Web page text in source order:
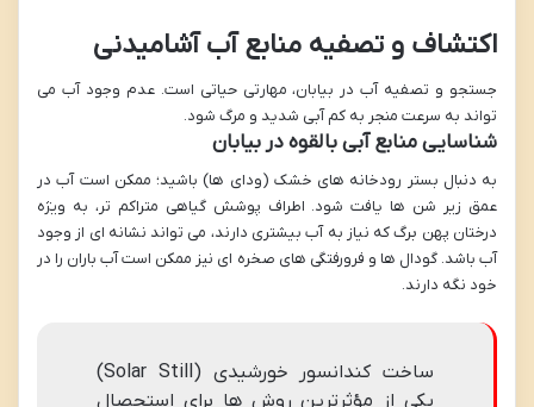
اکتشاف و تصفیه منابع آب آشامیدنی
جستجو و تصفیه آب در بیابان، مهارتی حیاتی است. عدم وجود آب می
تواند به سرعت منجر به کم آبی شدید و مرگ شود.
شناسایی منابع آبی بالقوه در بیابان
به دنبال بستر رودخانه های خشک (ودای ها) باشید؛ ممکن است آب در
عمق زیر شن ها یافت شود. اطراف پوشش گیاهی متراکم تر، به ویژه
درختان پهن برگ که نیاز به آب بیشتری دارند، می تواند نشانه ای از وجود
آب باشد. گودال ها و فرورفتگی های صخره ای نیز ممکن است آب باران را در
خود نگه دارند.
ساخت کندانسور خورشیدی (Solar Still)
یکی از مؤثرترین روش ها برای استحصال